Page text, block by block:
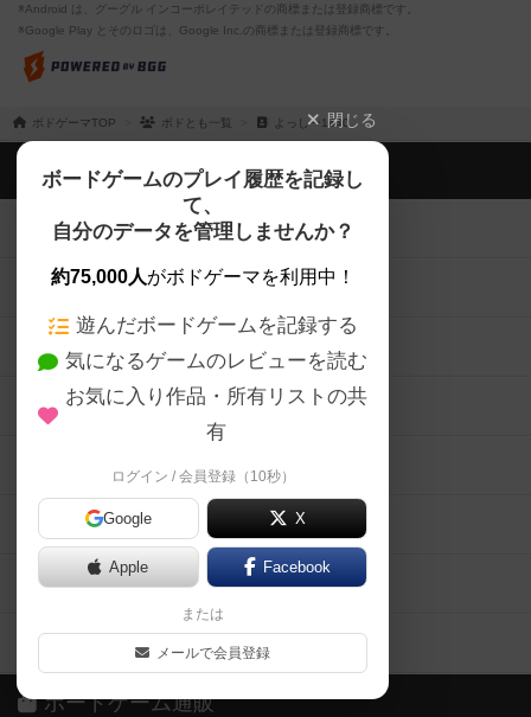
※Android は、グーグル インコーポレイテッドの商標または登録商標です。
※Google Play とそのロゴは、Google Inc.の商標または登録商標です。
ボドゲーマTOP ボドとも一覧 よっしー1440閉じる
ボードゲームのプレイ履歴を記録し
て、
自分のデータを管理しませんか？
約75,000人がボドゲーマを利用中！
遊んだボードゲームを記録する
気になるゲームのレビューを読む
お気に入り作品・所有リストの共
有
ログイン / 会員登録（10秒）
Google X
Apple Facebook
または
メールで会員登録
ボドゲーマTOP
ボードゲームを検索する
ボードゲームの新着レビュー
ボードゲーム会情報
メカニクス特集
掲示板・トピックス
ボドとも・会員一覧
ボードゲーム業界コラム
ボドゲーマご利用案内
ボードゲーム通販